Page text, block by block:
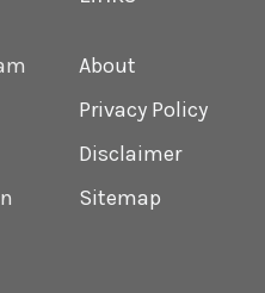
About
Privacy Policy
Disclaimer
Sitemap